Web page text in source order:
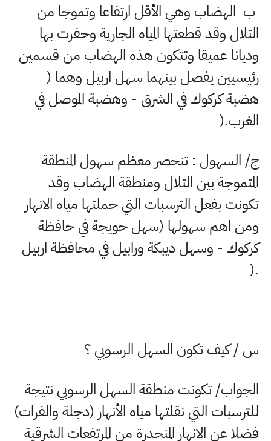
ب الهضاب وهي الأقل ارتفاعا وتموجا من
التلال وقد قطعتها المياه الجارية وحفرت بها
وديانا عميقا وتتكون هذه الهضاب من قسمين
رئيسيين يفصل بينهما سهل اربيل وهما (
هضبة كركوك في الشرق - وهضبة الموصل في
الغرب).
ج/ السهول : تنحصر معظم سهول المنطقة
المتموجة بين التلال ومنطقة الهضاب وقد
تكونت بفعل الترسبات التي حملتها مياه الانهار
ومن اهم سهولها (سهل حويجة في حافظة
كركوك - وسهل ديبكة ورابيل في محافظة اربيل
).
س / كيف تكون السهل الرسوبي ؟
الجواب/ تكونت منطقة السهل الرسوبي نتيجة
للترسبات التي نقلتها مياه الأنهار (دجلة والفرات)
فضلا عن الانهار المنحدرة من المرتفعات الشرقية